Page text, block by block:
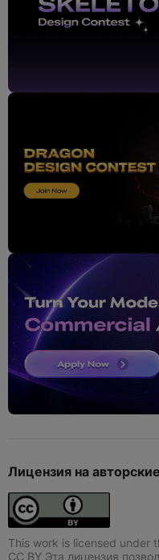
Лицензия на
This work is licensed under
CC BY Эта лицензия